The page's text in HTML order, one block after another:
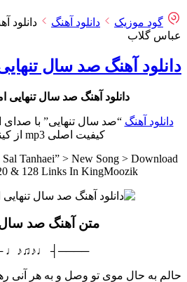
گود موزیک دانلود آهنگ
دانلود
عباس گلاب
دانلود آهنگ صد سال
دانلود آهنگ صد سال تنهایی
دانلود آهنگ “صد سال تنهایی” با صدای
کیفیت اصلی mp3 از کینگ موزیک
Tanhaei” > New Song > Download
& 128 Links In KingMoozik
متن آهنگ صد سال
♩♪♫♪♩ ├───
حالم به حال موی تو وصل و به هر آنی